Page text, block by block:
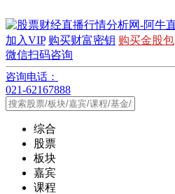
加入VIP 购买财富密钥 购买金股包
微信扫码咨询
咨询电话：
021-62167888
综合
股票
板块
嘉宾
课程